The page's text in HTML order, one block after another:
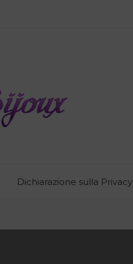
Dichiarazione sulla Privacy